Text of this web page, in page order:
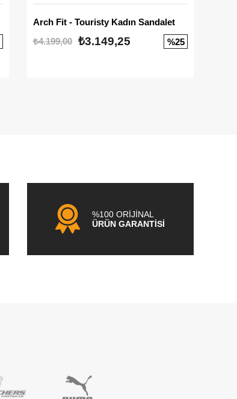
Arch Fit - Touristy Kadın Sandalet
₺4.199,00
₺3.149,25 %25
%100 ORİJİNAL
ÜRÜN GARANTİSİ